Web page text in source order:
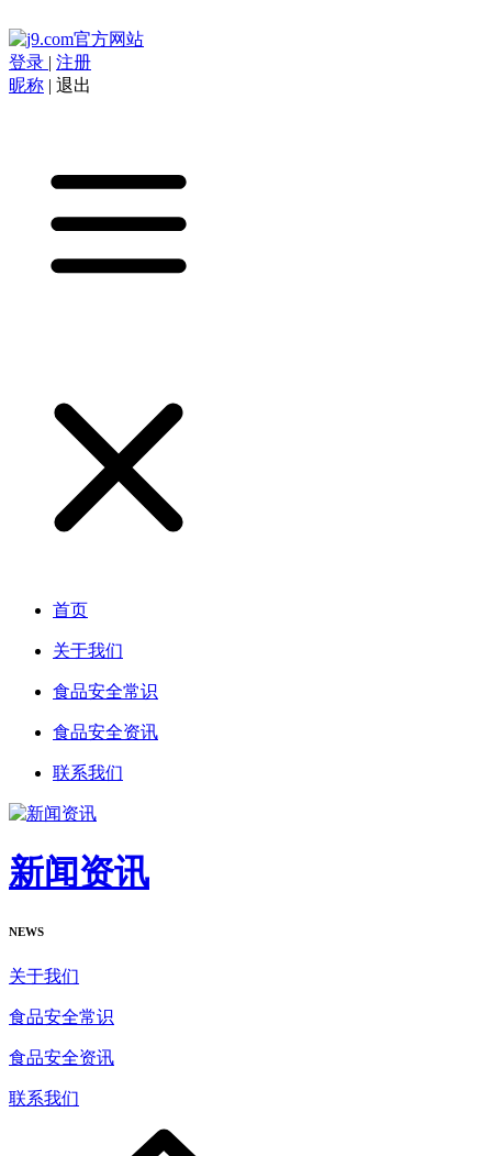
登录 | 注册
昵称 | 退出
首页
关于我们
食品安全常识
食品安全资讯
联系我们
新闻资讯
NEWS
关于我们
食品安全常识
食品安全资讯
联系我们